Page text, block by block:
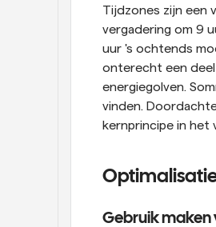
Tijdzones zijn een
vergadering om 9
uur 's ochtends
onterecht een deel
energiegolven.
vinden.
kernprincipe in het
Gebruik maken